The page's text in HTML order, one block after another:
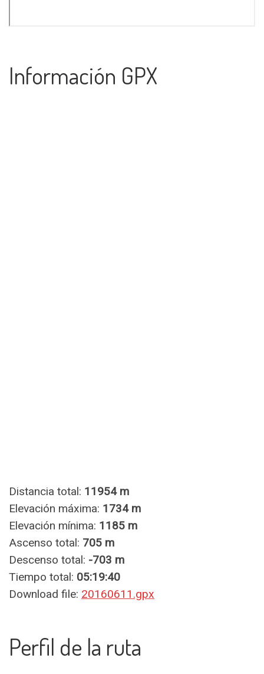
Información GPX
Distancia total: 11954 m
Elevación máxima: 1734 m
Elevación mínima: 1185 m
Ascenso total: 705 m
Descenso total: -703 m
Tiempo total: 05:19:40
Download file: 20160611.gpx
Perfil de la ruta